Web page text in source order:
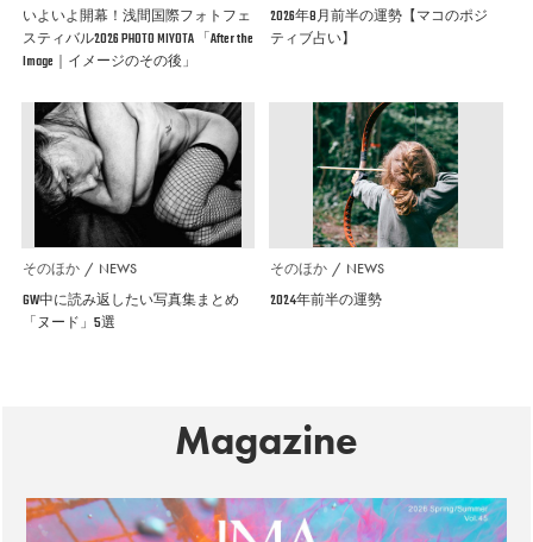
いよいよ開幕！浅間国際フォトフェ
スティバル2026 PHOTO MIYOTA 「After the
Image｜イメージのその後」
2026年8月前半の運勢【マコのポジ
ティブ占い】
そのほか NEWS
GW中に読み返したい写真集まとめ
「ヌード」5選
そのほか NEWS
2024年前半の運勢
Magazine